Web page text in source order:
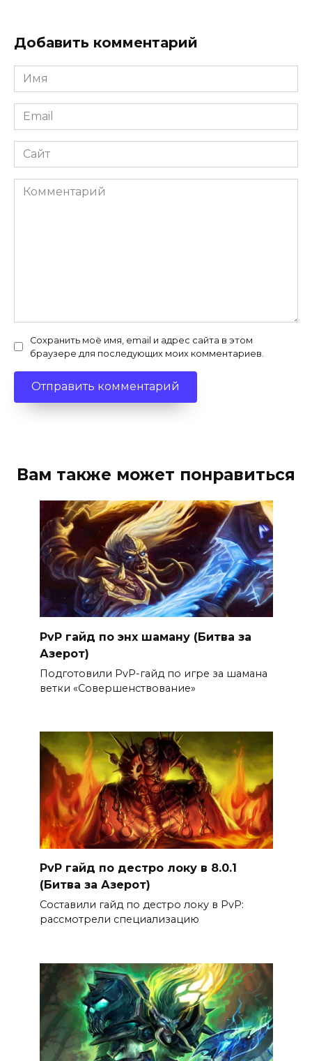
Добавить комментарий
Имя
*
Email
*
Сайт
Комментарий
Сохранить моё имя, email и адрес сайта в этом
браузере для последующих моих комментариев.
Вам также может понравиться
PvP гайд по энх шаману (Битва за
Азерот)
Подготовили PvP-гайд по игре за шамана
ветки «Совершенствование»
PvP гайд по дестро локу в 8.0.1
(Битва за Азерот)
Составили гайд по дестро локу в PvP:
рассмотрели специализацию